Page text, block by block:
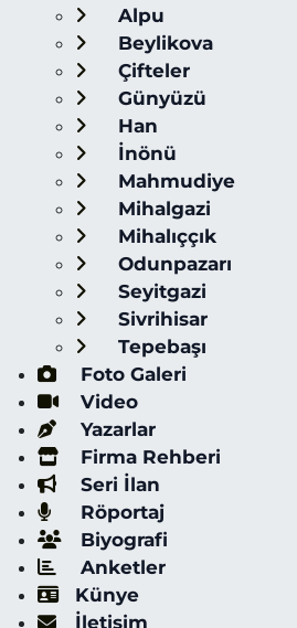
Alpu
Beylikova
Çifteler
Günyüzü
Han
İnönü
Mahmudiye
Mihalgazi
Mihalıççık
Odunpazarı
Seyitgazi
Sivrihisar
Tepebaşı
Foto Galeri
Video
Yazarlar
Firma Rehberi
Seri İlan
Röportaj
Biyografi
Anketler
Künye
İletişim